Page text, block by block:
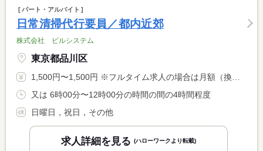
パート・アルバイト
日常清掃代行要員／都内近郊
株式会社 ビルシステム
東京都品川区
1,500円〜1,500円 ※フルタイム求人の場合は月額（換算額）、パート求人の場合は時間額を表示しています。
又は 6時00分〜12時00分の時間の間の4時間程度
日曜日，祝日，その他
求人詳細を見る (ハローワークより転載)